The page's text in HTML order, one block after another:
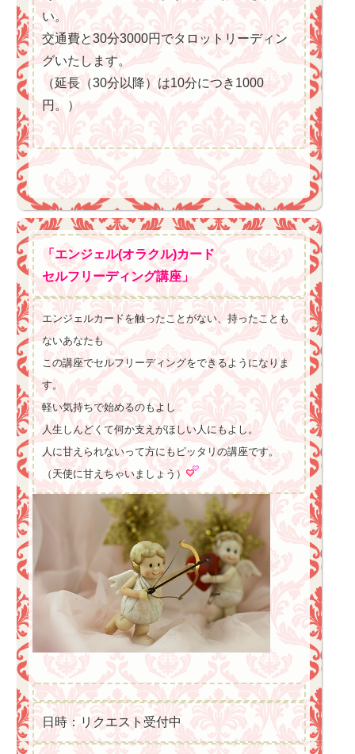
い。
交通費と30分3000円でタロットリーディン
グいたします。
（延長（30分以降）は10分につき1000
円。）
「エンジェル(オラクル)カード
セルフリーディング講座」
エンジェルカードを触ったことがない、持ったことも
ないあなたも
この講座でセルフリーディングをできるようになりま
す。
軽い気持ちで始めるのもよし
人生しんどくて何か支えがほしい人にもよし。
人に甘えられないって方にもピッタリの講座です。
（天使に甘えちゃいましょう）
日時：リクエスト受付中